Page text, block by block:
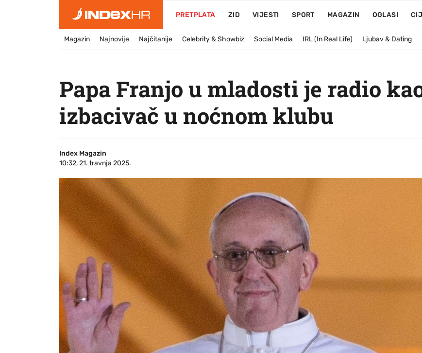
PRETPLATA ZID VIJESTI SPORT MAGAZIN OGLASI
Magazin Najnovije Najčitanije Celebrity & Showbiz Social Media IRL (In Real Life) Ljubav & Dating
Papa Franjo u mladosti je radio
izbacivač u noćnom klubu
Index Magazin
10:32, 21. travnja 2025.